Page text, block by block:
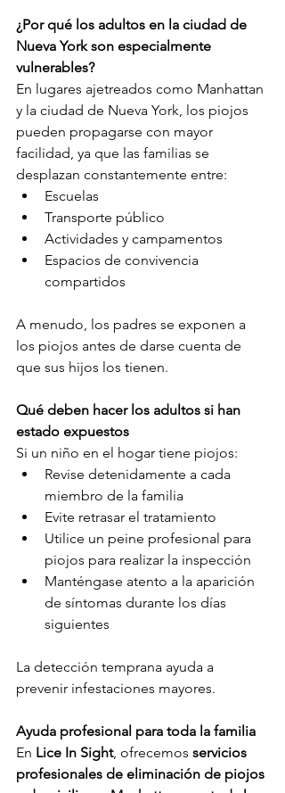
¿Por qué los adultos en la ciudad de
Nueva York son especialmente
vulnerables?
En lugares ajetreados como Manhattan
y la ciudad de Nueva York, los piojos
pueden propagarse con mayor
facilidad, ya que las familias se
desplazan constantemente entre:
Escuelas
Transporte público
Actividades y campamentos
Espacios de convivencia
compartidos
A menudo, los padres se exponen a
los piojos antes de darse cuenta de
que sus hijos los tienen.
Qué deben hacer los adultos si han
estado expuestos
Si un niño en el hogar tiene piojos:
Revise detenidamente a cada
miembro de la familia
Evite retrasar el tratamiento
Utilice un peine profesional para
piojos para realizar la inspección
Manténgase atento a la aparición
de síntomas durante los días
siguientes
La detección temprana ayuda a
prevenir infestaciones mayores.
Ayuda profesional para toda la familia
En Lice In Sight, ofrecemos servicios
profesionales de eliminación de piojos